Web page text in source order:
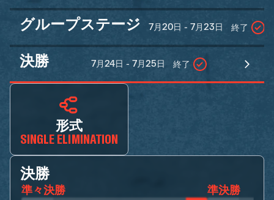
グループステージ 7月20日 - 7月23日 終了
決勝 7月24日 - 7月25日 終了
形式
SINGLE ELIMINATION
決勝
準々決勝 準決勝